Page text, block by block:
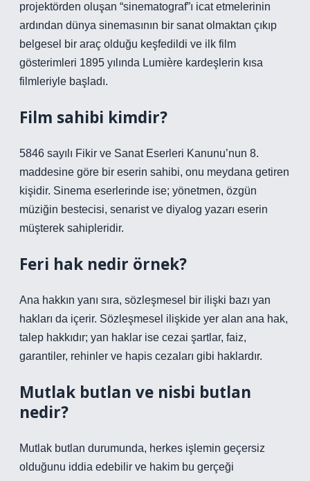
projektörden oluşan “sinematograf”ı icat etmelerinin
ardından dünya sinemasının bir sanat olmaktan çıkıp
belgesel bir araç olduğu keşfedildi ve ilk film
gösterimleri 1895 yılında Lumière kardeşlerin kısa
filmleriyle başladı.
Film sahibi kimdir?
5846 sayılı Fikir ve Sanat Eserleri Kanunu’nun 8.
maddesine göre bir eserin sahibi, onu meydana getiren
kişidir. Sinema eserlerinde ise; yönetmen, özgün
müziğin bestecisi, senarist ve diyalog yazarı eserin
müşterek sahipleridir.
Feri hak nedir örnek?
Ana hakkın yanı sıra, sözleşmesel bir ilişki bazı yan
hakları da içerir. Sözleşmesel ilişkide yer alan ana hak,
talep hakkıdır; yan haklar ise cezai şartlar, faiz,
garantiler, rehinler ve hapis cezaları gibi haklardır.
Mutlak butlan ve nisbi butlan
nedir?
Mutlak butlan durumunda, herkes işlemin geçersiz
olduğunu iddia edebilir ve hakim bu gerçeği